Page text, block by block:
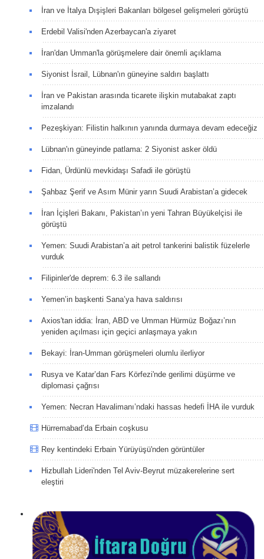
İran ve İtalya Dışişleri Bakanları bölgesel gelişmeleri görüştü
Erdebil Valisi'nden Azerbaycan'a ziyaret
İran'dan Umman'la görüşmelere dair önemli açıklama
Siyonist İsrail, Lübnan'ın güneyine saldırı başlattı
İran ve Pakistan arasında ticarete ilişkin mutabakat zaptı
imzalandı
Pezeşkiyan: Filistin halkının yanında durmaya devam edeceğiz
Lübnan'ın güneyinde patlama: 2 Siyonist asker öldü
Fidan, Ürdünlü mevkidaşı Safadi ile görüştü
Şahbaz Şerif ve Asım Münir yarın Suudi Arabistan’a gidecek
İran İçişleri Bakanı, Pakistan’ın yeni Tahran Büyükelçisi ile
görüştü
Yemen: Suudi Arabistan’a ait petrol tankerini balistik füzelerle
vurduk
Filipinler'de deprem: 6.3 ile sallandı
Yemen’in başkenti Sana’ya hava saldırısı
Axios'tan iddia: İran, ABD ve Umman Hürmüz Boğazı’nın
yeniden açılması için geçici anlaşmaya yakın
Bekayi: İran-Umman görüşmeleri olumlu ilerliyor
Rusya ve Katar’dan Fars Körfezi'nde gerilimi düşürme ve
diplomasi çağrısı
Yemen: Necran Havalimanı’ndaki hassas hedefi İHA ile vurduk
Hürremabad’da Erbain coşkusu
Rey kentindeki Erbain Yürüyüşü'nden görüntüler
Hizbullah Lideri'nden Tel Aviv-Beyrut müzakerelerine sert
eleştiri